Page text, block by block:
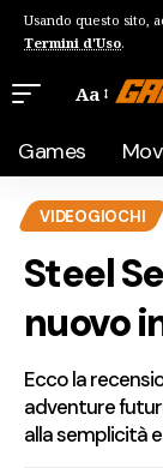
Usando questo sito,
Termini d'Uso.
Aa
Games
VIDEOGIOCHI
Steel
nuovo
Ecco la
adventure
alla semplicità